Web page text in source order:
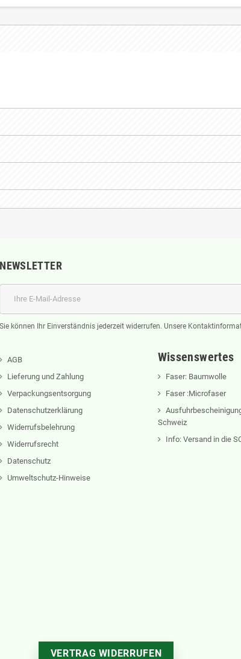
NEWSLETTER
Sie können Ihr Einverständnis jederzeit widerrufen. Unsere
AGB
Lieferung und Zahlung
Verpackungsentsorgung
Datenschutzerklärung
Widerrufsbelehrung
Widerrufsrecht
Datenschutz
Umweltschutz-Hinweise
Wissenswertes
Faser: Baumwolle
Faser :Microfaser
Schweiz
Info: Versand in die
VERTRAG WIDERRUFEN